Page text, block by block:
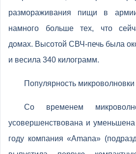
размораживания пищи в
намного больше тех, что
домах. Высотой СВЧ-печь была
и весила 340 килограмм.
Популярность микроволновки
Со временем
усовершенствована и
году компания «Amana»